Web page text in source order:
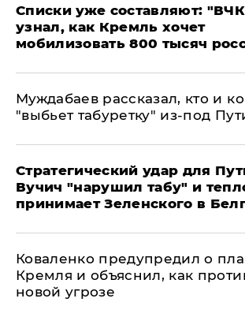
Списки уже составляют:
узнал, как Кремль хочет
мобилизовать 800 тысяч
Муждабаев рассказал, кто и
"выбьет табуретку" из-под
Стратегический удар для
Вучич "нарушил табу" и
принимает Зеленского в
Коваленко предупредил о
Кремля и объяснил, как
новой угрозе